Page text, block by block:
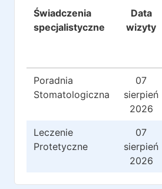
Świadczenia
specjalistyczne
Data
wizyty
Poradnia
Stomatologiczna
07
sierpień
2026
Leczenie
Protetyczne
07
sierpień
2026